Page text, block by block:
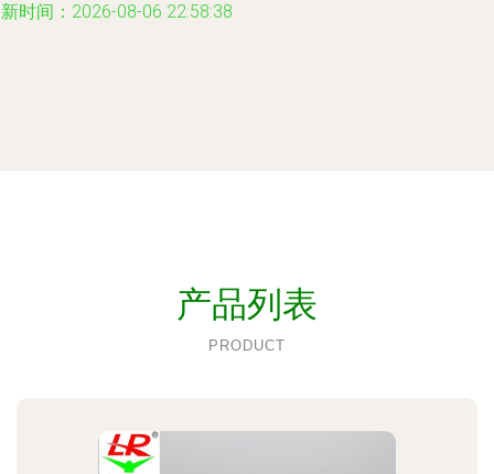
时间：2026-08-06 22:58:38
产品列表
PRODUCT